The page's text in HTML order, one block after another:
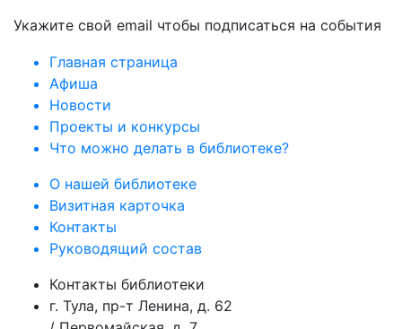
Укажите свой email чтобы подписаться на события
Главная страница
Афиша
Новости
Проекты и конкурсы
Что можно делать в библиотеке?
О нашей библиотеке
Визитная карточка
Контакты
Руководящий состав
Контакты библиотеки
г. Тула, пр-т Ленина, д. 62